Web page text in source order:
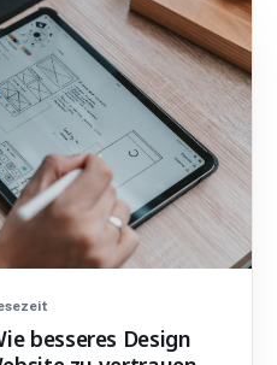
besseres Design